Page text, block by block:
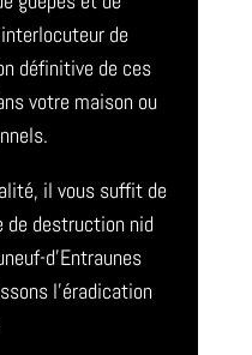
de
définitive de ces
votre maison ou
il vous suffit de
de destruction nid
d’Entraunes
l’éradication